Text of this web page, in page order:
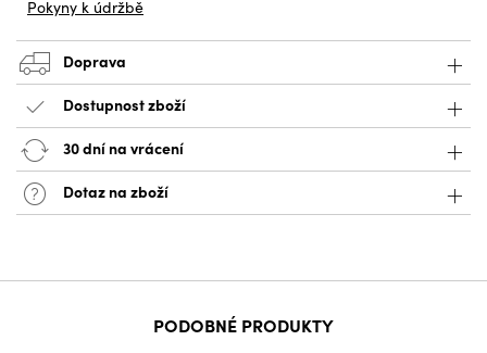
Pokyny k údržbě
Doprava
Dostupnost zboží
30 dní na vrácení
Dotaz na zboží
PODOBNÉ PRODUKTY